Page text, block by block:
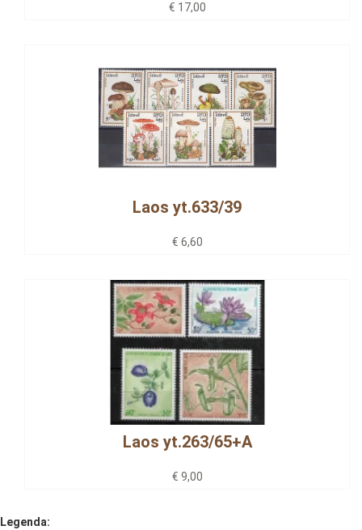
€ 17,00
Laos yt.633/39
€ 6,60
Laos yt.263/65+A
€ 9,00
Legenda: